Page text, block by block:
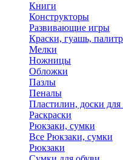
Книги
Конструкторы
Развивающие игры
Краски, гуашь,
Мелки
Ножницы
Обложки
Пазлы
Пеналы
Пластилин, доски для
Раскраски
Рюкзаки, сумки
Все Рюкзаки, сумки
Рюкзаки